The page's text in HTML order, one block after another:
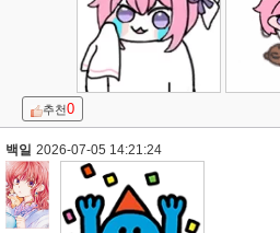
추천0
백일 2026-07-05 14:21:24